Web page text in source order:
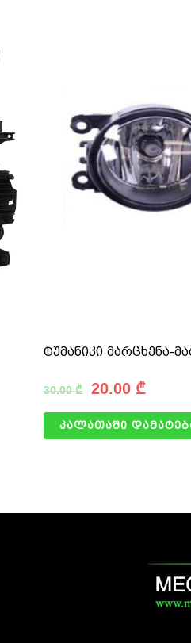
ტუმანიკი მარცხენა-
30.00₾ 20.00 ₾
კალათაში